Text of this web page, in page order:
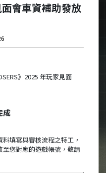
會車資補助發放
》2025 年玩家見面
成
填寫與審核流程之特工，
您對應的遊戲帳號，敬請